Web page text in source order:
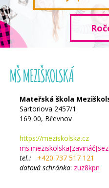
MŠ MEZIŠKOLSKÁ
Mateřská škola
Sartoriova 2457/1
169 00, Břevnov
https://meziskolska.cz
tel.:
+420 737 517 121
datová schránka: zuz8kpn